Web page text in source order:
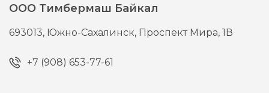
ООО Тимбермаш Байкал
693013, Южно-Сахалинск, Проспект Мира, 1В
+7 (908) 653-77-61